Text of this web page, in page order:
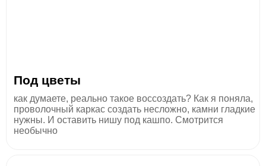
Под цветы
как думаете, реально такое воссоздать? Как я поняла,
проволочный каркас создать несложно, камни гладкие
нужны. И оставить нишу под кашпо. Смотрится
необычно